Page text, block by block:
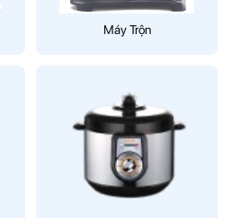
Máy Trộn